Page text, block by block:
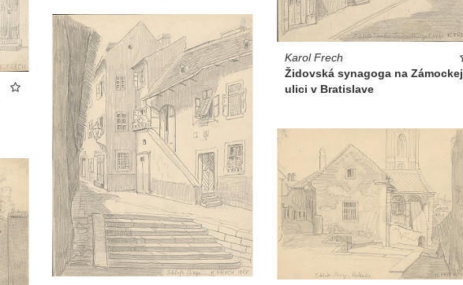
Karol Frech
Židovská synagoga na Zámockej
ulici v Bratislave